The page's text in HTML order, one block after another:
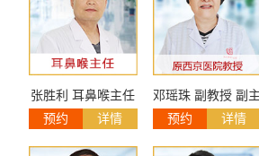
张胜利 耳鼻喉主任
预约
详情
邓瑶珠 副教授 副主
任医师
预约 详情